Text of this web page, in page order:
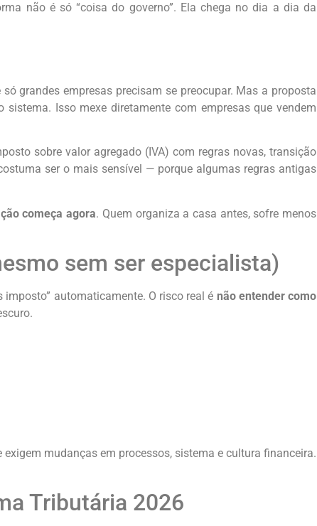
não é só “coisa do governo”. Ela chega no dia a dia da
grandes empresas precisam se preocupar. Mas a proposta
Isso mexe diretamente com empresas que vendem
sobre valor agregado (IVA) com regras novas, transição
ser o mais sensível — porque algumas regras antigas
começa agora. Quem organiza a casa antes, sofre menos
sem ser especialista)
automaticamente. O risco real é não entender como
mudanças em processos, sistema e cultura financeira.
Tributária 2026